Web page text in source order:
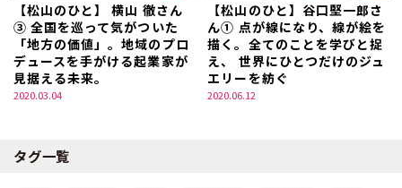
【松山のひと】 横山 徹さん
③ 全国を巡って気がついた
「地方の価値」。地域のプロ
デュースを手がける起業家が
見据える未来。
2020.03.04
【松山のひと】谷口堅一郎さ
ん① 点が線になり、線が絵を
描く。全てのことを学びと捉
え、 世界にひとつだけのジュ
エリーを紡ぐ
2020.06.12
タグ一覧